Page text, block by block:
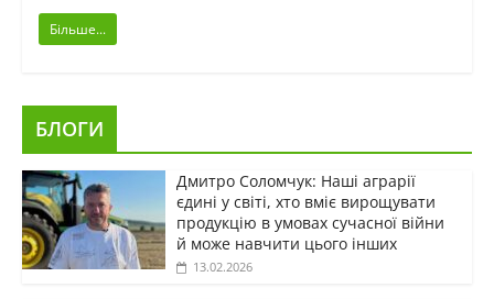
Більше...
БЛОГИ
Дмитро Соломчук: Наші аграрії
єдині у світі, хто вміє вирощувати
продукцію в умовах сучасної війни
й може навчити цього інших
13.02.2026